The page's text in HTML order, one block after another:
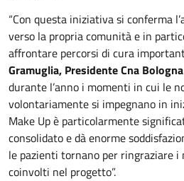
“Con questa iniziativa si conferma
verso la propria comunità e in
affrontare percorsi di cura
Gramuglia, Presidente Cna Bologna
durante l’anno i momenti in cui le
volontariamente si impegnano in
Make Up è particolarmente
consolidato e dà enorme
le pazienti tornano per ringraziare
coinvolti nel progetto”.